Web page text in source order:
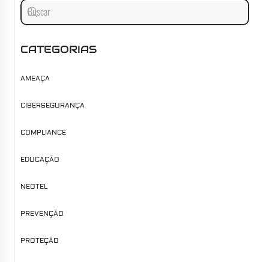
CATEGORIAS
AMEAÇA
CIBERSEGURANÇA
COMPLIANCE
EDUCAÇÃO
NEOTEL
PREVENÇÃO
PROTEÇÃO